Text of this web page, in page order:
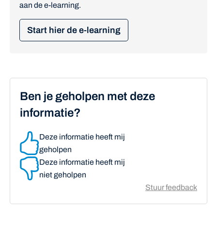
aan de e-learning.
Start hier de e-learning
Ben je geholpen met deze
informatie?
Deze informatie heeft mij
geholpen
Deze informatie heeft mij
niet geholpen
Stuur feedback